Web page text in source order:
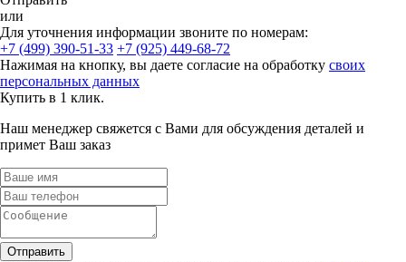
или
Для уточнения информации звоните по номерам:
+7 (499) 390-51-33 +7 (925) 449-68-72
Нажимая на кнопку, вы даете согласие на обработку своих
персональных данных
Купить в 1 клик.
Наш менеджер свяжется с Вами для обсуждения деталей и
примет Ваш заказ
Отправить